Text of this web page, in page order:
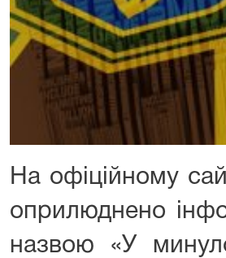
На офіційному
оприлюднено
назвою «У